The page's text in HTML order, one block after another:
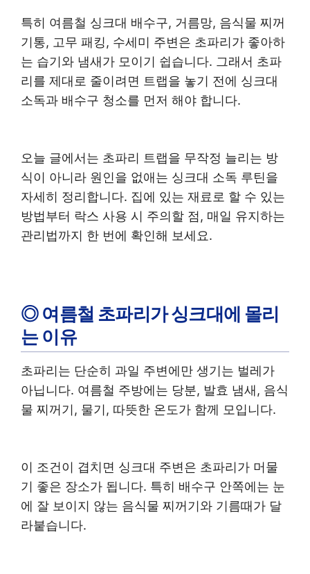
특히 여름철 싱크대 배수구, 거름망, 음식물 찌꺼
기통, 고무 패킹, 수세미 주변은 초파리가 좋아하
는 습기와 냄새가 모이기 쉽습니다. 그래서 초파
리를 제대로 줄이려면 트랩을 놓기 전에 싱크대
소독과 배수구 청소를 먼저 해야 합니다.
오늘 글에서는 초파리 트랩을 무작정 늘리는 방
식이 아니라 원인을 없애는 싱크대 소독 루틴을
자세히 정리합니다. 집에 있는 재료로 할 수 있는
방법부터 락스 사용 시 주의할 점, 매일 유지하는
관리법까지 한 번에 확인해 보세요.
◎ 여름철 초파리가 싱크대에 몰리
는 이유
초파리는 단순히 과일 주변에만 생기는 벌레가
아닙니다. 여름철 주방에는 당분, 발효 냄새, 음식
물 찌꺼기, 물기, 따뜻한 온도가 함께 모입니다.
이 조건이 겹치면 싱크대 주변은 초파리가 머물
기 좋은 장소가 됩니다. 특히 배수구 안쪽에는 눈
에 잘 보이지 않는 음식물 찌꺼기와 기름때가 달
라붙습니다.